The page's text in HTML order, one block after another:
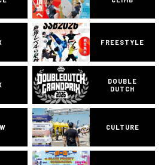
FREESTYLE
DOUBLE
DUTCH
CULTURE